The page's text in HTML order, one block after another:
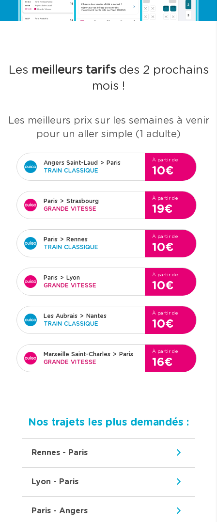
Les meilleurs tarifs des 2 prochains
mois !
Les meilleurs prix sur les semaines à venir
pour un aller simple (1 adulte)
Angers Saint-Laud >
Paris
TRAIN CLASSIQUE
À partir de
10€
Paris > Strasbourg
GRANDE VITESSE
À partir de
19€
Paris >
Rennes
TRAIN CLASSIQUE
À partir de
10€
Paris >
Lyon
GRANDE VITESSE
À partir de
10€
Les Aubrais >
Nantes
TRAIN CLASSIQUE
À partir de
10€
Marseille Saint-Charles >
Paris
GRANDE VITESSE
À partir de
16€
Nos trajets les plus demandés :
Rennes - Paris
Lyon - Paris
Paris - Angers